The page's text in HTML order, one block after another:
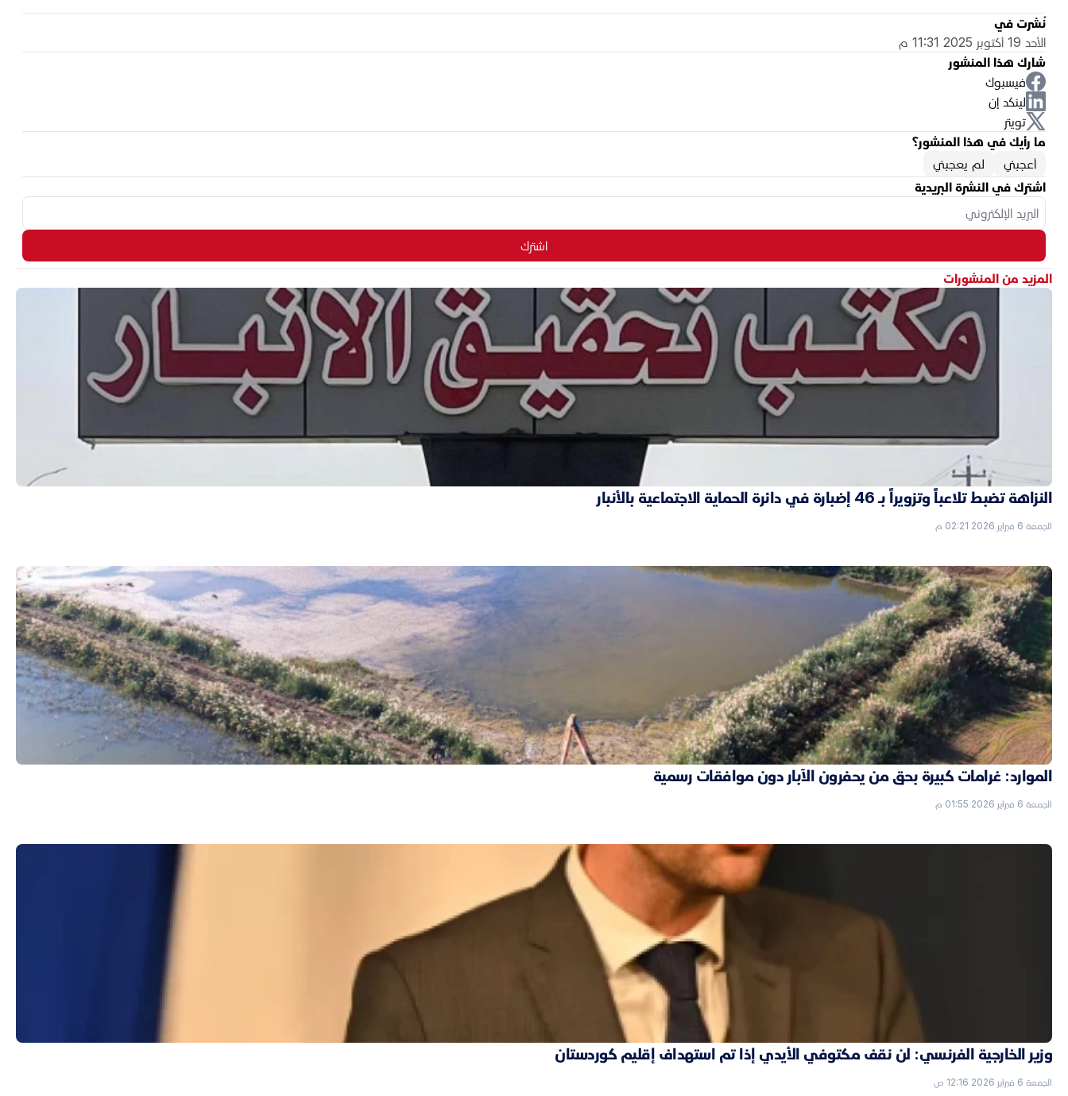
نُشرت في
الأحد 19 أكتوبر 2025 11:31 م
شارك هذا المنشور
فيسبوك
لينكد إن
تويتر
ما رأيك في هذا المنشور؟
أعجبني
لم يعجبني
اشترك في النشرة البريدية
اشترك
المزيد من المنشورات
النزاهة تضبط تلاعباً وتزويراً بـ 46 إضبارة في دائرة الحماية الاجتماعية بالأنبار
الجمعة 6 فبراير 2026 02:21 م
الموارد: غرامات كبيرة بحق من يحفرون الآبار دون موافقات رسمية
الجمعة 6 فبراير 2026 01:55 م
وزير الخارجية الفرنسي: لن نقف مكتوفي الأيدي إذا تم استهداف إقليم كوردستان
الجمعة 6 فبراير 2026 12:16 ص